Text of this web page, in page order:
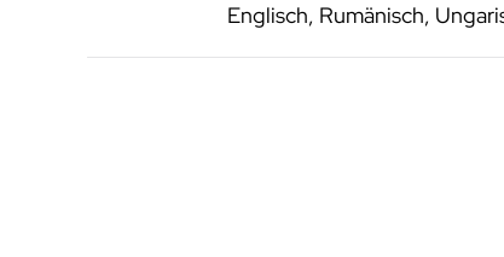
Englisch, Rumänisch,